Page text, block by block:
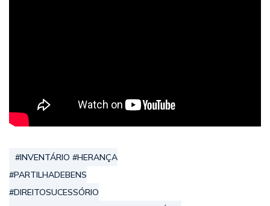
#INVENTÁRIO #HERANÇA
#PARTILHADEBENS
#DIREITOSUCESSÓRIO